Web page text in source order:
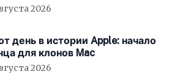
2026
день в истории Apple: начало
для клонов Mac
2026